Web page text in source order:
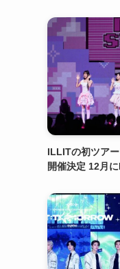
ILLITの初ツア
開催決定 12月